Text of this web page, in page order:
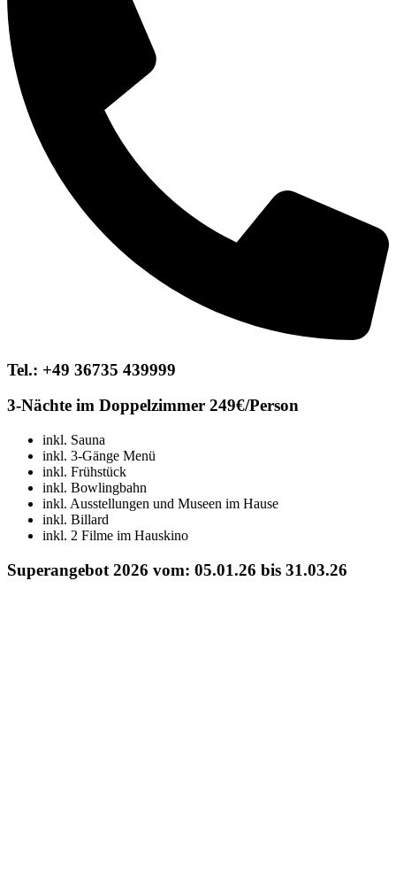
Tel.: +49 36735 439999
3-Nächte im Doppelzimmer 249€/Person
inkl. Sauna
inkl. 3-Gänge Menü
inkl. Frühstück
inkl. Bowlingbahn
inkl. Ausstellungen und Museen im Hause
inkl. Billard
inkl. 2 Filme im Hauskino
Superangebot 2026 vom: 05.01.26 bis 31.03.26